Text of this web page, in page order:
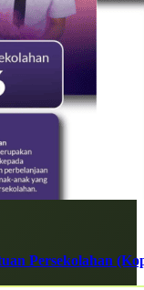
Persekolahan